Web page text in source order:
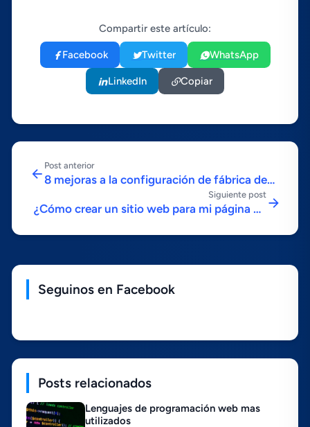
Compartir este artículo:
Facebook Twitter WhatsApp
LinkedIn Copiar
Post anterior
8 mejoras a la configuración de fábrica de
Siguiente post
¿Cómo crear un sitio web para mi página de
Seguinos en Facebook
Posts relacionados
Lenguajes de programación web mas
utilizados